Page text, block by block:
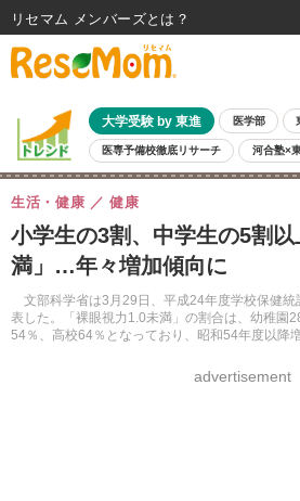
大学受験 by 東進 医学部
医専予備校徹底リサーチ 河合塾×
親子で考える大学選び 高校受験 中学受験
共通テスト 夏休み
8月開催イベント・WS 全国公立高校 過去問
自由研究教材（小学生向け） 自由研究教材（中学
小学生の3割、中学生の5割
満」…年々増加傾向に
文部科学省は3月29日、平成24年度学校保健統
表した。「裸眼視力1.0未満」の割合は、幼稚園
54％、高校64％となっており、昭和54年度以降
生活・健康 健康
advertisement
リセマム メンバーズ